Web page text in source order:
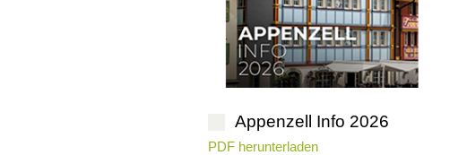
Appenzell Info 2026
PDF herunterladen